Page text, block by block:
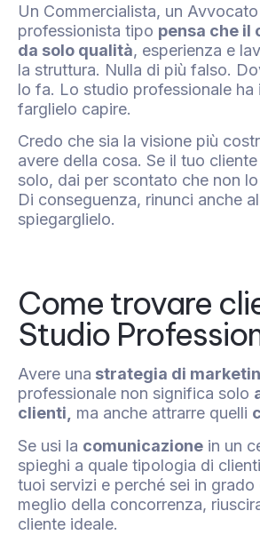
Un Commercialista, un
professionista tipo pensa che il
da solo qualità, esperienza e
la struttura. Nulla di più falso.
lo fa. Lo studio professionale ha
farglielo capire.
Credo che sia la visione più
avere della cosa. Se il tuo
solo, dai per scontato che non
Di conseguenza, rinunci anche
spiegarglielo.
Come trovare
Studio
Avere una strategia di
professionale non significa solo
clienti, ma anche attrarre quelli
Se usi la comunicazione in un
spieghi a quale tipologia di
tuoi servizi e perché sei in grado
meglio della concorrenza,
cliente ideale.